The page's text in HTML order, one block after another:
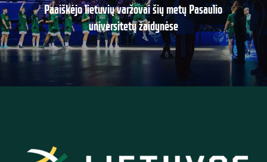
Paaiškėjo lietuvių varžovai šių metų Pasaulio
universitetų žaidynėse